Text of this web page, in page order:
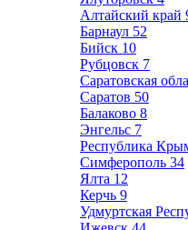
Алтайский край
Барнаул 52
Бийск 10
Рубцовск 7
Саратовская
Саратов 50
Балаково 8
Энгельс 7
Республика
Симферополь 34
Ялта 12
Керчь 9
Удмуртская